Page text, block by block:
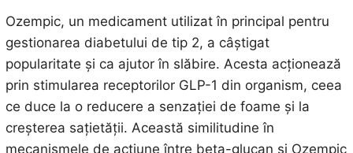
Ozempic, un medicament utilizat în principal pentru
gestionarea diabetului de tip 2, a câștigat
popularitate și ca ajutor în slăbire. Acesta acționează
prin stimularea receptorilor GLP-1 din organism, ceea
ce duce la o reducere a senzației de foame și la
creșterea sațietății. Această similitudine în
mecanismele de acțiune între beta-glucan și Ozempic